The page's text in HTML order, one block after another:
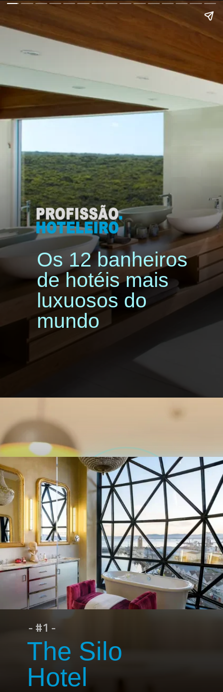
Os 12 banheiros
de hotéis mais
luxuosos do
mundo
- #1 -
The Silo
Hotel